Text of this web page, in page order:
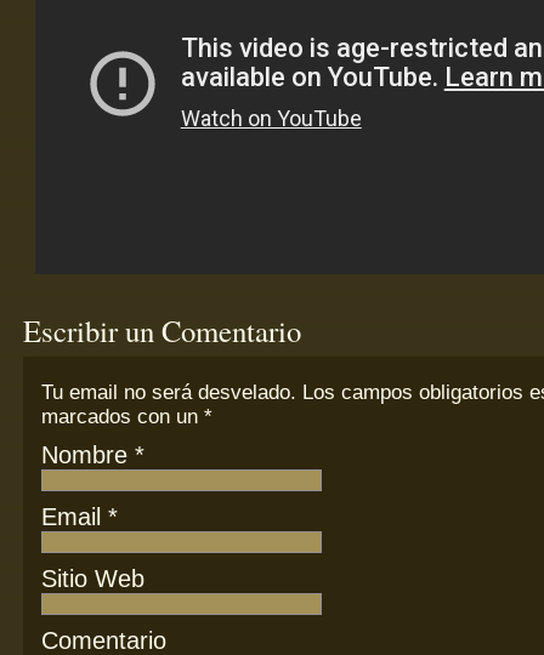
Escribir un Comentario
Tu email noserá desvelado. Los campos obligatorios
marcados con un *
Nombre *
Email *
Sitio Web
Comentario